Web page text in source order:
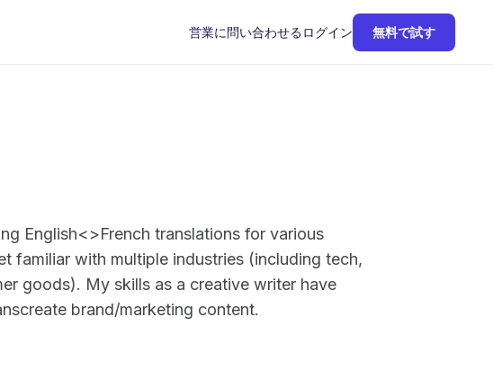
営業に問い合わせるログイン 無料で試す
English<>French translations for various
familiar with multiple industries (including tech,
goods). My skills as a creative writer have
brand/marketing content.